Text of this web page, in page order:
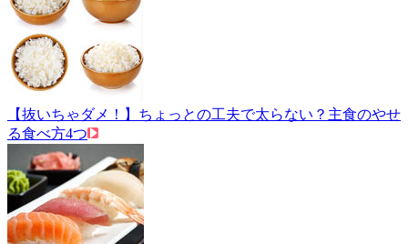
【抜いちゃダメ！】ちょっとの工夫で太らない？主食のやせ
る食べ方4つ